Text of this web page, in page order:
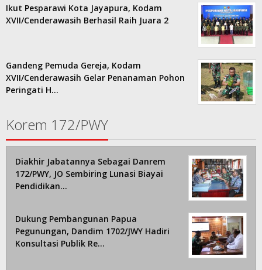
Ikut Pesparawi Kota Jayapura, Kodam
XVII/Cenderawasih Berhasil Raih Juara 2
Gandeng Pemuda Gereja, Kodam
XVII/Cenderawasih Gelar Penanaman Pohon
Peringati H…
Korem 172/PWY
Diakhir Jabatannya Sebagai Danrem
172/PWY, JO Sembiring Lunasi Biayai
Pendidikan…
Dukung Pembangunan Papua
Pegunungan, Dandim 1702/JWY Hadiri
Konsultasi Publik Re…